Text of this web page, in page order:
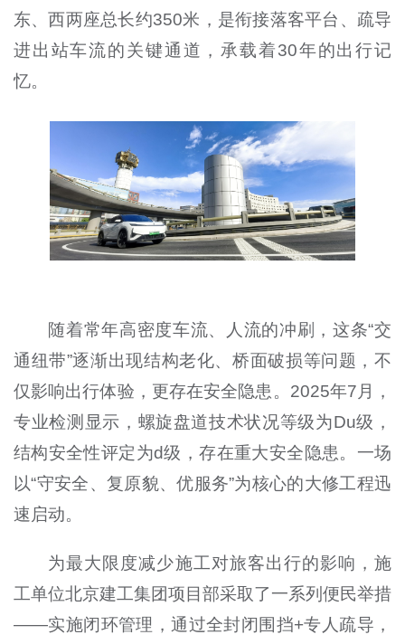
东、西两座总长约350米，是衔接落客平台、疏导
进出站车流的关键通道，承载着30年的出行记
忆。
随着常年高密度车流、人流的冲刷，这条“交
通纽带”逐渐出现结构老化、桥面破损等问题，不
仅影响出行体验，更存在安全隐患。2025年7月，
专业检测显示，螺旋盘道技术状况等级为Du级，
结构安全性评定为d级，存在重大安全隐患。一场
以“守安全、复原貌、优服务”为核心的大修工程迅
速启动。
为最大限度减少施工对旅客出行的影响，施
工单位北京建工集团项目部采取了一系列便民举措
——实施闭环管理，通过全封闭围挡+专人疏导，